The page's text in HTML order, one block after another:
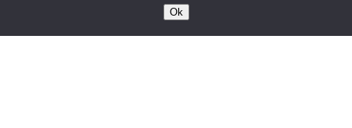
This site is protected bywp-copyrightpro.com
Ok